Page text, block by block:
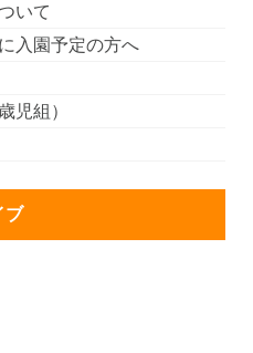
いて
入園予定の方へ
児組）
ブ